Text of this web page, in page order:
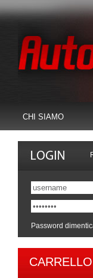
CHI SIAMO
Password
CARRELLO